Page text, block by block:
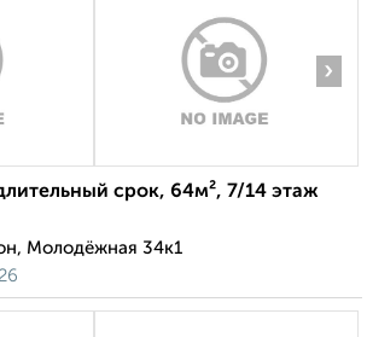
›
срок, 64м², 7/14 этаж
Молодёжная 34к1